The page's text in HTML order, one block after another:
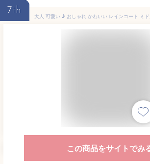
7th
この商品をサイトでみ